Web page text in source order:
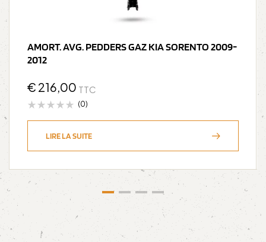
AMORT. AVG. PEDDERS GAZ KIA SORENTO 2009-
2012
€ 216,00 TTC
(0)
LIRE LA SUITE